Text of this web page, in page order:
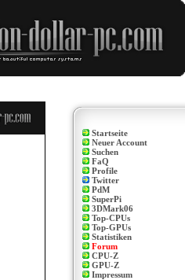
Startseite
Neuer Account
Suchen
FaQ
Profile
Twitter
PdM
SuperPi
3DMark06
Top-CPUs
Top-GPUs
Statistiken
Forum
CPU-Z
GPU-Z
Impressum